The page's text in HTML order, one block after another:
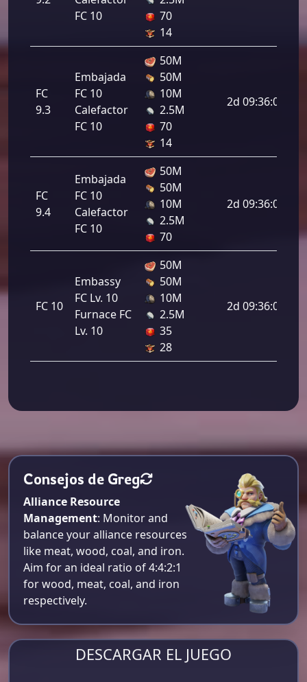
FC 10
70
14
FC
9.3
Embajada
FC 10
Calefactor
FC 10
50M
50M
10M
2.5M
70
14
2d 09:36:00
FC
9.4
Embajada
FC 10
Calefactor
FC 10
50M
50M
10M
2.5M
70
2d 09:36:00
FC 10
Embassy
FC Lv. 10
Furnace FC
Lv. 10
50M
50M
10M
2.5M
35
28
2d 09:36:00
Consejos de Greg
Alliance Resource
Management: Monitor and
balance your alliance resources
like meat, wood, coal, and iron.
Aim for an ideal ratio of 4:4:2:1
for wood, meat, coal, and iron
respectively​.
DESCARGAR EL JUEGO